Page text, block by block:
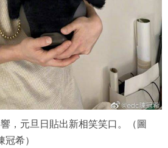
，元旦日貼出新相笑笑口。（圖
冠希）